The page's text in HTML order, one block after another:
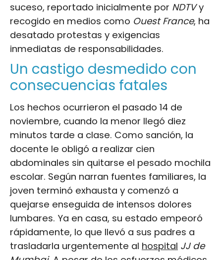
suceso, reportado inicialmente por NDTVy
recogido en medios como Ouest France, ha
desatado protestas y exigencias
inmediatas de responsabilidades.
Un castigo desmedido con
consecuencias fatales
Los hechos ocurrieron el pasado 14 de
noviembre, cuando la menor llegó diez
minutos tarde a clase. Como sanción, la
docente le obligó a realizar cien
abdominales sin quitarse el pesado mochila
escolar. Según narran fuentes familiares, la
joven terminó exhausta y comenzó a
quejarse enseguida de intensos dolores
lumbares. Ya en casa, su estado empeoró
rápidamente, lo que llevó a sus padres a
trasladarla urgentemente al hospital JJ de